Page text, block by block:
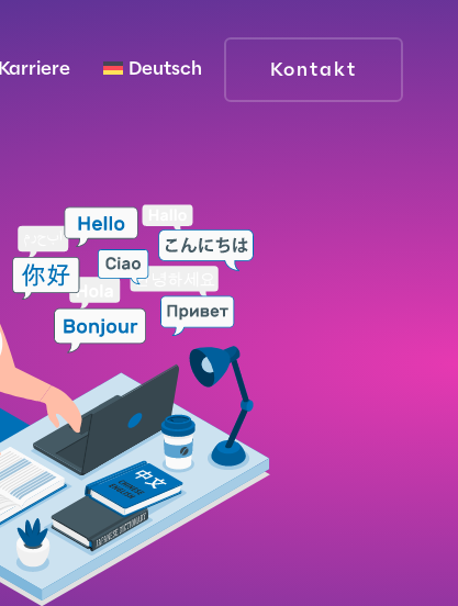
Karriere Deutsch Kontakt